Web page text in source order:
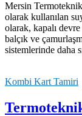
Mersin
olarak kullanılan
olarak, kapalı devre
balçık ve
sistemlerinde daha
Kombi Kart Tamiri